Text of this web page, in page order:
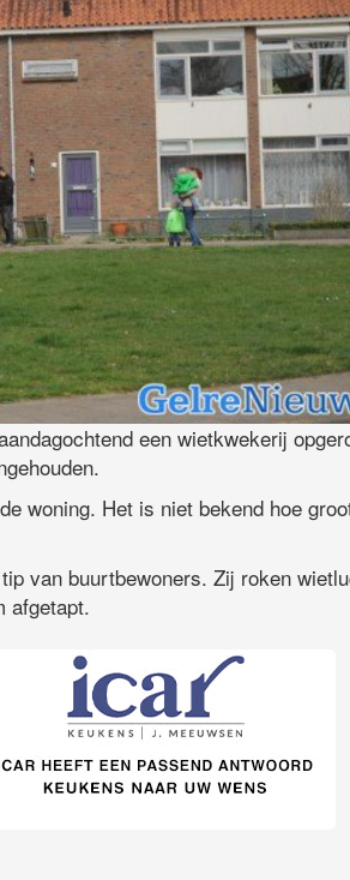
een wietkwekerij
woning. Het is niet bekend hoe
van buurtbewoners. Zij roken
afgetapt.